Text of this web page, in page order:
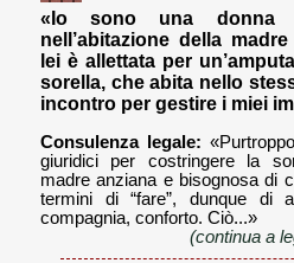
«Io sono una donna
nell’abitazione della
lei è allettata per
sorella, che abita nello
incontro per gestire i miei
Consulenza legale:
giuridici per costringere la
madre anziana e bisognosa di
termini di “fare”, dunque di
compagnia, conforto. Ciò...»
(continua a